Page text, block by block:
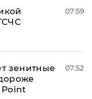
07:59
зенитные
Point
07:52